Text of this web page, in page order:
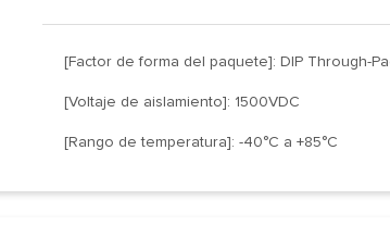
[Factor de forma del paquete]: DIP Through-
[Voltaje de aislamiento]: 1500VDC
[Rango de temperatura]: -40°C a +85°C